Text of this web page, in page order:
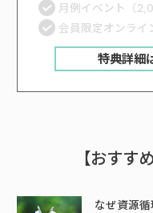
月例イベント（
会員限定オンライ
特典詳細
【おすす
なぜ資源